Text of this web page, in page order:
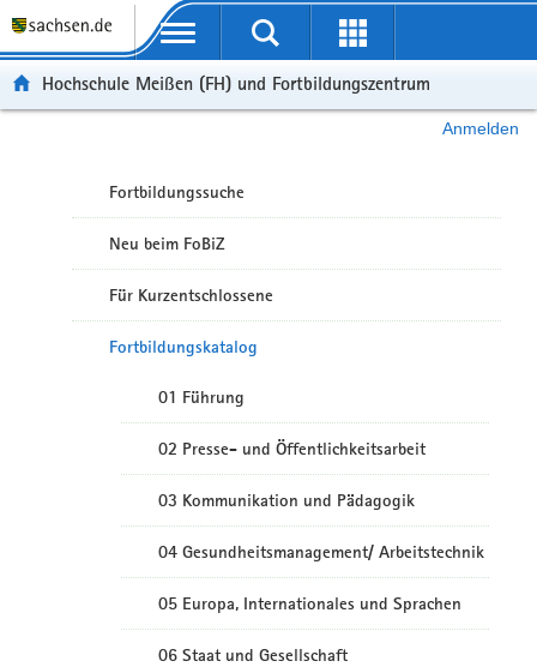
Portalübergreifende Navigation
Hochschule Meißen (FH) und Fortbildungszentrum
Anmelden
Fortbildungssuche
Neu beim FoBiZ
Für Kurzentschlossene
Fortbildungskatalog
01 Führung
02 Presse- und Öffentlichkeitsarbeit
03 Kommunikation und Pädagogik
04 Gesundheitsmanagement/ Arbeitstechnik
05 Europa, Internationales und Sprachen
06 Staat und Gesellschaft